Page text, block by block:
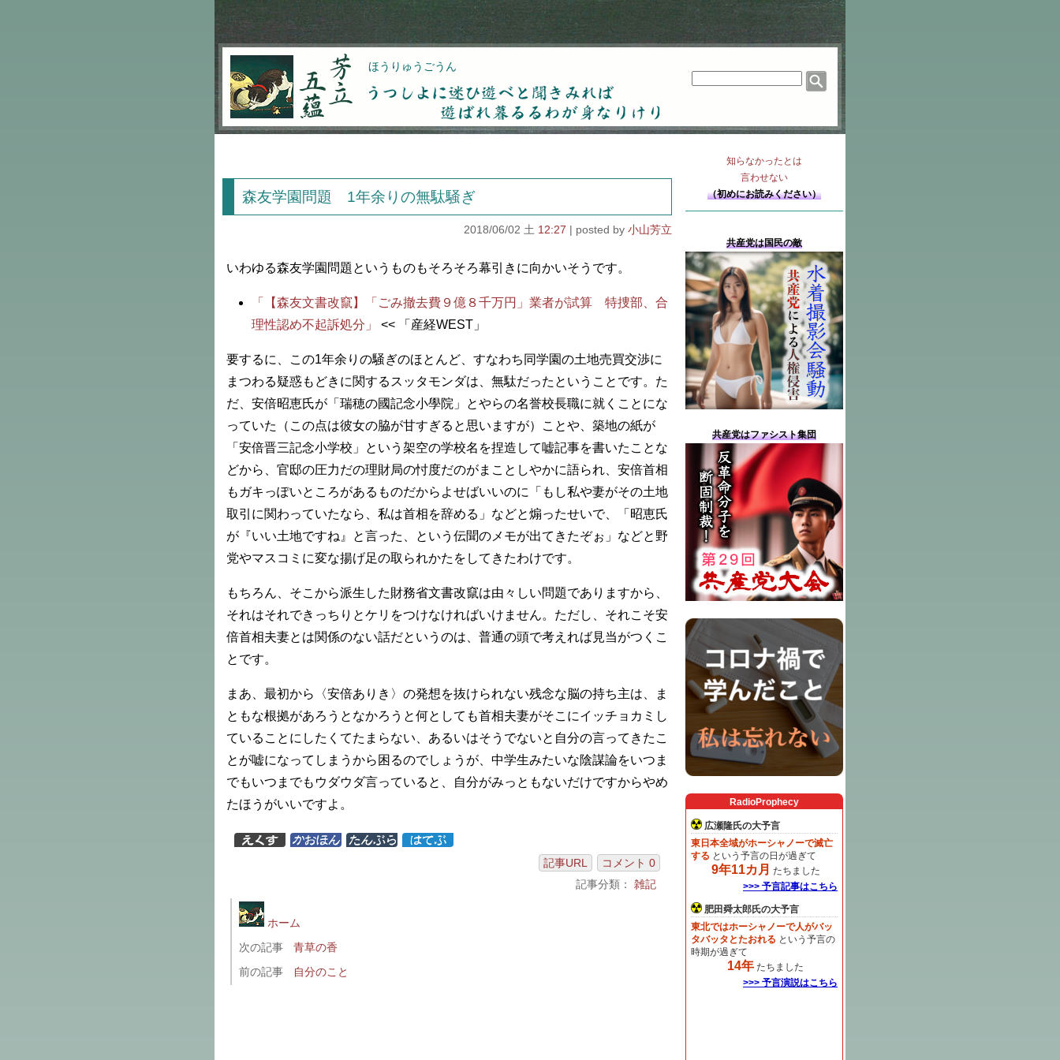
芳立五蘊 ほうりゅうごうん
うつしよに迷ひ遊べと聞きみれば遊ばれ暮るるわが
森友学園問題 1年余りの無駄騒ぎ
2018/06/02 土 12:27 小山芳立
いわゆる森友学園問題というものもそろそろ幕引きに向かいそうです。
「【森友文書改竄】「ごみ撤去費９億８千万円」業者が試算 特捜部、合
理性認め不起訴処分」
<< 「産経WEST」
要するに、この1年余りの騒ぎのほとんど、すなわち同学園の土地売買交渉に
まつわる疑惑もどきに関するスッタモンダは、無駄だったということです。た
だ、安倍昭恵氏が「瑞穂の國記念小學院」とやらの名誉校長職に就くことにな
っていた（この点は彼女の脇が甘すぎると思いますが）ことや、築地の紙が
「安倍晋三記念小学校」という架空の学校名を捏造して嘘記事を書いたことな
どから、官邸の圧力だの理財局の忖度だのがまことしやかに語られ、安倍首相
もガキっぽいところがあるものだからよせばいいのに「もし私や妻がその土地
取引に関わっていたなら、私は首相を辞める」などと煽ったせいで、「昭恵氏
が『いい土地ですね』と言った、という伝聞のメモが出てきたぞぉ」などと野
党やマスコミに変な揚げ足の取られかたをしてきたわけです。
もちろん、そこから派生した財務省文書改竄は由々しい問題でありますから、
それはそれできっちりとケリをつけなければいけません。ただし、それこそ安
倍首相夫妻とは関係のない話だというのは、普通の頭で考えれば見当がつくこ
とです。
まあ、最初から〈安倍ありき〉の発想を抜けられない残念な脳の持ち主は、ま
ともな根拠があろうとなかろうと何としても首相夫妻がそこにイッチョカミし
ていることにしたくてたまらない、あるいはそうでないと自分の言ってきたこ
とが嘘になってしまうから困るのでしょうが、中学生みたいな陰謀論をいつま
でもいつまでもウダウダ言っていると、自分がみっともないだけですからやめ
たほうがいいですよ。
記事URL
コメント 0
記事分類： 雑記
ホーム
次の記事
青草の香
前の記事
自分のこと
知らなかったとは
言わせない
（初めにお読みください）
共産党は国民の敵
共産党はファシスト集団